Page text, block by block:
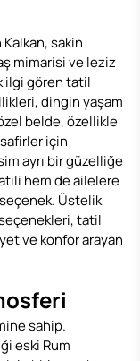
sakin
mimarisi ve leziz
ilgi gören tatil
dingin yaşam
belde, özellikle
için
ayrı bir güzelliğe
hem de ailelere
Üstelik
tatil
ve konfor arayan
sahip.
eski Rum